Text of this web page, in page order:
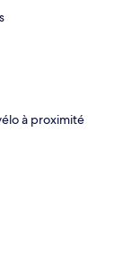
à proximité